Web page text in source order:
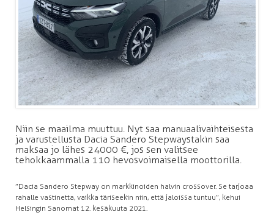
Niin se maailma muuttuu. Nyt saa manuaalivaihteisesta
ja varustellusta Dacia Sandero Stepwaystakin saa
maksaa jo lähes 24 000 €, jos sen valitsee
tehokkaammalla 110 hevosvoimaisella moottorilla.
”Dacia Sandero Stepway on markkinoiden halvin crossover. Se tarjoaa
rahalle vastinetta, vaikka täriseekin niin, että jaloissa tuntuu”, kehui
Helsingin Sanomat 12. kesäkuuta 2021.